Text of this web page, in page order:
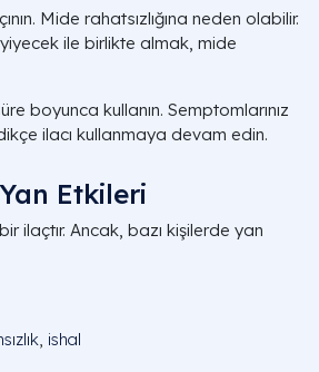
Mide rahatsızlığına neden olabilir.
ile birlikte almak, mide
boyunca kullanın. Semptomlarınız
ilacı kullanmaya devam edin.
Etkileri
ilaçtır. Ancak, bazı kişilerde yan
, ishal